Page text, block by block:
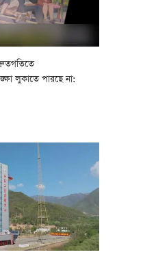
লুকাতে পারছে না: